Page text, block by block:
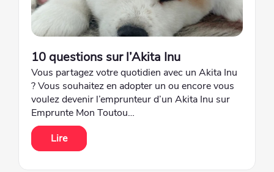
10 questions sur l’Akita Inu
Vous partagez votre quotidien avec un Akita Inu
? Vous souhaitez en adopter un ou encore vous
voulez devenir l’emprunteur d’un Akita Inu sur
Emprunte Mon Toutou…
Lire